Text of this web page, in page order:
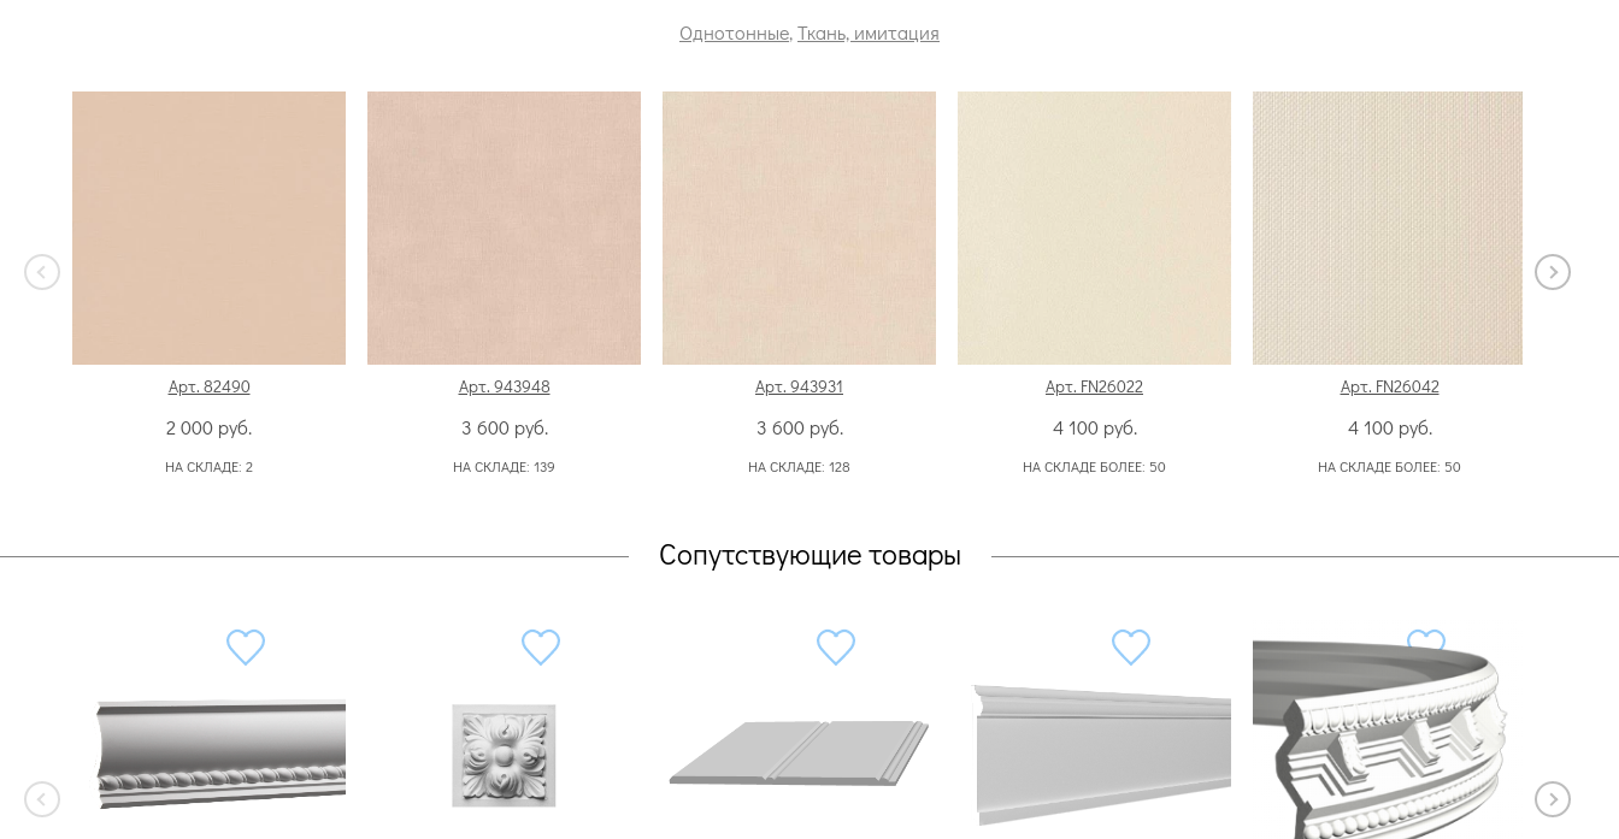
Однотонные,Ткань, имитация
Арт. 82490
2 000 руб.
НА СКЛАДЕ: 2
Арт. 943948
3 600 руб.
НА СКЛАДЕ: 139
Арт. 943931
3 600 руб.
НА СКЛАДЕ: 128
Арт. FN26022
4 100 руб.
НА СКЛАДЕ БОЛЕЕ: 50
Арт. FN26042
4 100 руб.
НА СКЛАДЕ БОЛЕЕ: 50
Сопутствующие товары